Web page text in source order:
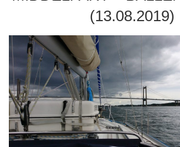
(13.08.2019)